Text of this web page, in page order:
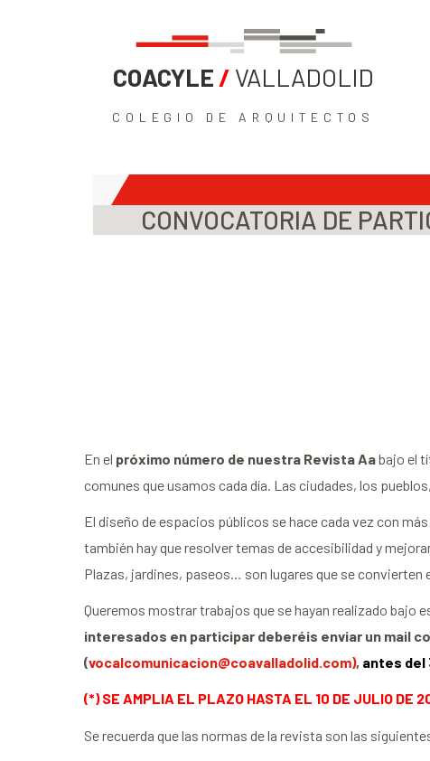
COACYLE / VALLADOLID
COLEGIO DE ARQUITECTOS
CONVOCATORIA DE
En el próximo número de nuestra Revista Aabajo el
comunes que usamos cada día. Las ciudades, los
El diseño de espacios públicos se hace cada vez con
también hay que resolver temas de accesibilidad y
Plazas, jardines, paseos… son lugares que se convierten
Queremos mostrar trabajos que se hayan realizado bajo
interesados en participar deberéis enviar un mail
(vocalcomunicacion@coavalladolid.com), antes del
(*) SE AMPLIA EL PLAZO HASTA EL 10 DE JULIO DE
Se recuerda que las normas de la revista son las